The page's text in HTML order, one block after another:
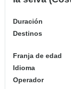
Duración
Destinos
Franja de edad
Idioma
Operador